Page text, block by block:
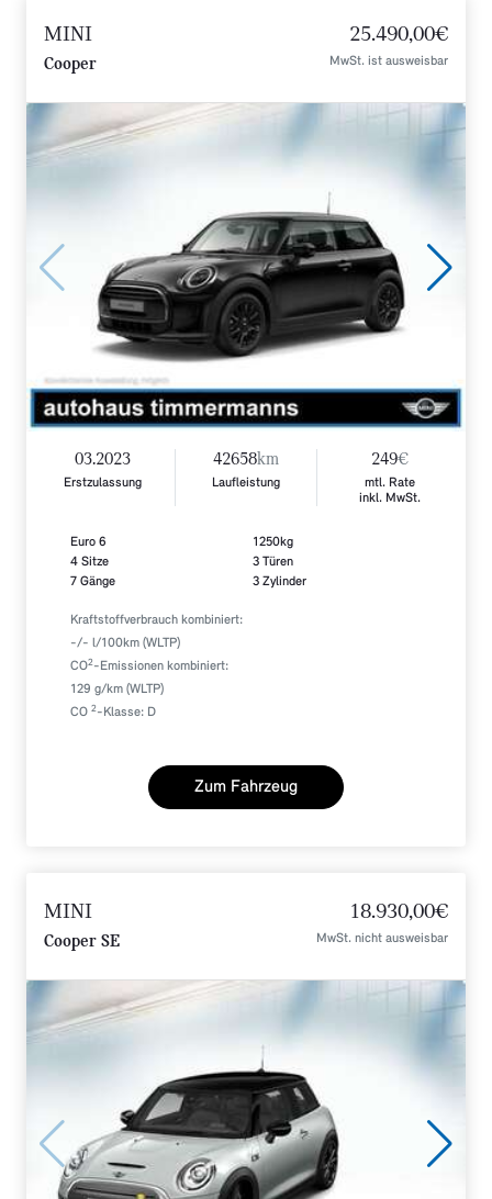
MINI
Cooper
25.490,00€
MwSt. ist ausweisbar
03.2023
Erstzulassung
42658km
Laufleistung
249€
mtl. Rate
inkl. MwSt.
Euro 6
4 Sitze
7 Gänge
1250kg
3 Türen
3 Zylinder
Kraftstoffverbrauch kombiniert:
-/- l/100km (WLTP)
CO2 -Emissionen kombiniert:
129 g/km (WLTP)
CO 2 -Klasse: D
Zum Fahrzeug
MINI
Cooper SE
18.930,00€
MwSt. nicht ausweisbar